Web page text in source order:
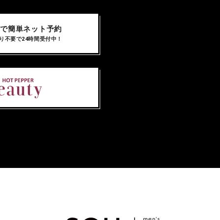
簡単ネット予約
不要で24時間受付中！